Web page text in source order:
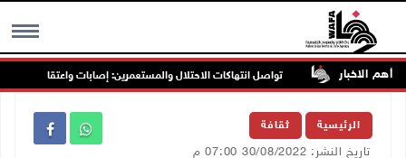
MENU أهم الاخبار تواصل انتهاكات الاحتلال والمستعمرين: إصابات واعتقالات
الرئيسية ثقافة
تاريخ النشر: 30/08/2022 07:00 م